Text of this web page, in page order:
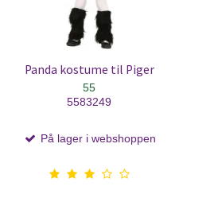
Panda kostume til Piger
55
5583249
På lager i webshoppen